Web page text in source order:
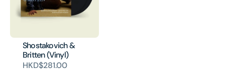
Shostakovich &
Britten (Vinyl)
HKD$281.00